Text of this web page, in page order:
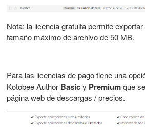
Nota: la licencia gratuita permite
tamaño máximo de archivo de 50 MB.
Para las licencias de pago tiene una
Kotobee Author Basicy Premiumque
página web de descargas / precios.